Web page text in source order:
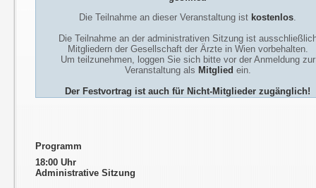
Die Teilnahme an dieser Veranstaltung ist kostenlos.
Die Teilnahme an der administrativen Sitzung ist
Mitgliedern der Gesellschaft der Ärzte in Wien vorbehalten.
Um teilzunehmen, loggen Sie sich bitte vor der Anmeldung zur
Veranstaltung als Mitglied ein.
Der Festvortrag ist auch für Nicht-Mitglieder zugänglich!
Programm
18:00 Uhr
Administrative Sitzung